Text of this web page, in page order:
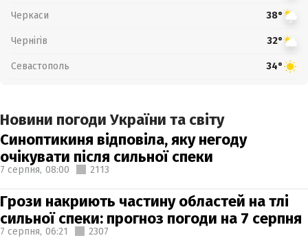
Черкаси 38°
Чернігів 32°
Севастополь 34°
Новини погоди України та світу
Синоптикиня відповіла, яку негоду
очікувати після сильної спеки
7 серпня, 08:00 2113
Грози накриють частину областей на тлі
сильної спеки: прогноз погоди на 7 серпня
7 серпня, 06:21 2307